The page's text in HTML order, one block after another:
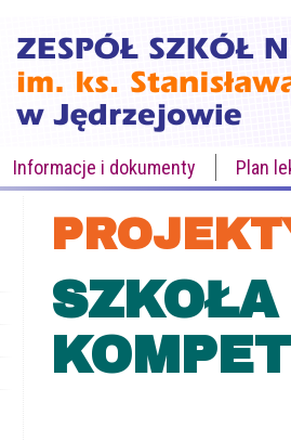
Informacje i dokumenty Plan